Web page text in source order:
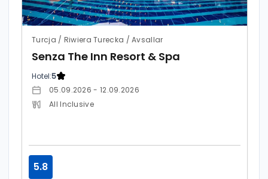
Turcja / Riwiera Turecka / Avsallar
Senza The Inn Resort & Spa
Hotel:5
05.09.2026 - 12.09.2026
All Inclusive
5.8